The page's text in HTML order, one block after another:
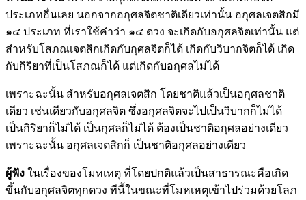
ประเภทอื่นเลย นอกจากอกุศลจิตชาติเดียวเท่านั้น อกุศลเจตสิกมี
๑๔ ประเภท ที่เราใช้คำว่า ๑๔ ดวง จะเกิดกับอกุศลจิตเท่านั้น แต่
สำหรับโสภณเจตสิกเกิดกับกุศลจิตก็ได้ เกิดกับวิบากจิตก็ได้ เกิด
กับกิริยาที่เป็นโสภณก็ได้ แต่เกิดกับอกุศลไม่ได้
เพราะฉะนั้น สำหรับอกุศลเจตสิก โดยชาติแล้วเป็นอกุศลชาติ
เดียว เช่นเดียวกับอกุศลจิต ซึ่งอกุศลจิตจะไปเป็นวิบากก็ไม่ได้
เป็นกิริยาก็ไม่ได้ เป็นกุศลก็ไม่ได้ ต้องเป็นชาติอกุศลอย่างเดียว
เพราะฉะนั้น อกุศลเจตสิกก็ เป็นชาติอกุศลอย่างเดียว
ผู้ฟัง ในเรื่องของโมหเหตุ ที่โดยปกติแล้วเป็นสาธารณะคือเกิด
ขึ้นกับอกุศลจิตทุกดวง ทีนี้ในขณะที่โมหเหตุเข้าไปร่วมด้วยโลภ